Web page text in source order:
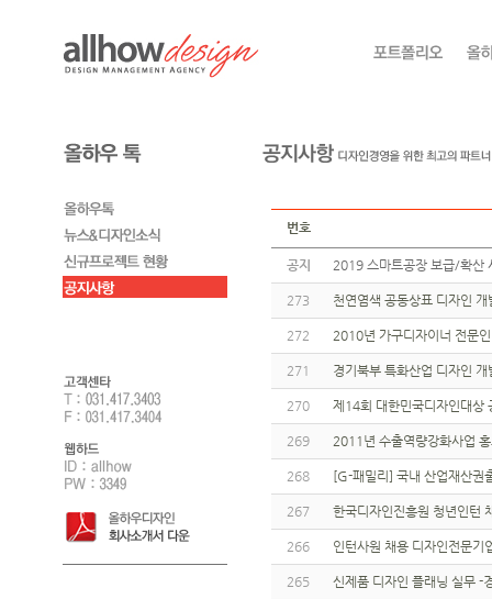
번호
공지 2019 스마트공장 보급/확
273 천연염색 공동상표 디자인
272 2010년 가구디자이너 전문
271 경기북부 특화산업 디자인
270 제14회 대한민국디자인대상
269 2011년 수출역량강화사업
268 [G-패밀리] 국내 산업재산
267 한국디자인진흥원 청년인턴
266 인턴사원 채용 디자인전문기
265 신제품 디자인 플래닝 실무 -